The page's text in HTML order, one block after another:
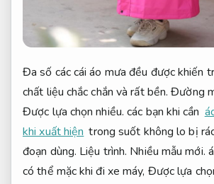
Đa số các cái áo mưa đều được khiến
chất liệu chắc chắn và rất bền.Đường
Được lựa chọn nhiều. các bạn khi cần
khi xuất hiện trong suốt không lo bị
đoạn dùng. Liệu trình. Nhiều mẫu mới.
có thể mặc khi đi xe máy, Được lựa